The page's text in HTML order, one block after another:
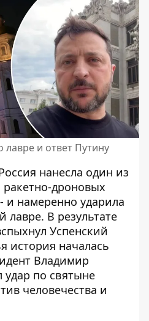
лавре и ответ Путину
нанесла один из
дроновых
и намеренно ударила
лавре. В результате
Успенский
история началась
Владимир
по святыне
человечества и